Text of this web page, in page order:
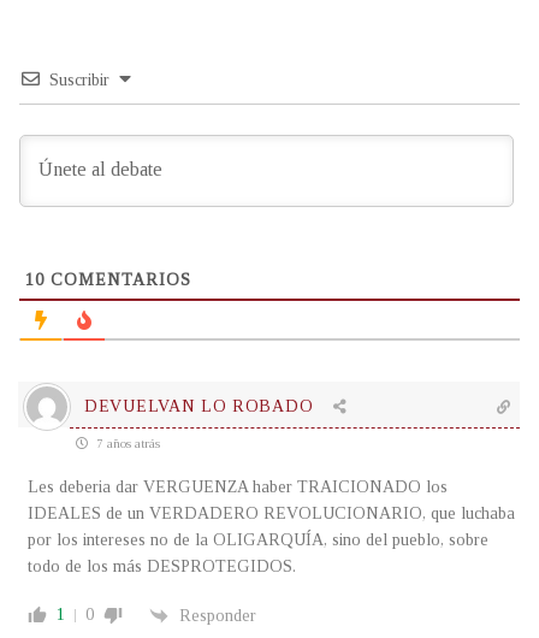
Suscribir
10 COMENTARIOS
DEVUELVAN LO ROBADO
7 años atrás
Les deberia dar VERGUENZA haber TRAICIONADO los
IDEALES de un VERDADERO REVOLUCIONARIO, que luchaba
por los intereses no de la OLIGARQUÍA, sino del pueblo, sobre
todo de los más DESPROTEGIDOS.
1 0 Responder